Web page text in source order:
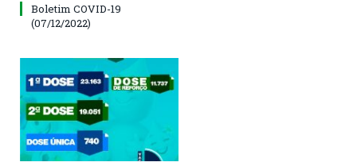
Boletim COVID-19
(07/12/2022)